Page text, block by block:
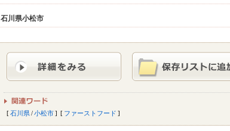
石川県小松市
石川県/小松市 ファーストフード